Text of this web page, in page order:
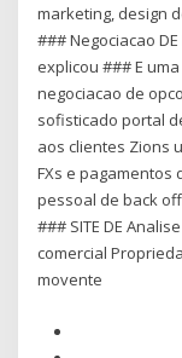
marketing, design
### Negociacao
explicou ### E
negociacao de
sofisticado portal
aos clientes Zions
FXs e pagamentos
pessoal de back
### SITE DE
comercial
movente